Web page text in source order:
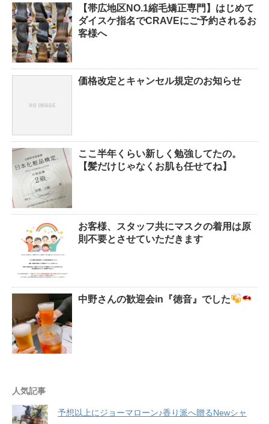
【帯広地区NO.1縮毛矯正専門】はじめて
ダイスケ指名でCRAVEにご予約されるお
客様へ
価格改定とキャンセル規定のお知らせ
ここ半年くらい新しく勉強してたの。
【髪だけじゃなくお肌も任せてね】
お客様、スタッフ共にマスクの着用は原
則不要とさせていただきます
中野さんの歓迎会in『徳音』でした
人気記事
予想以上にジョーマローン♪香り派へ贈るNewシャ